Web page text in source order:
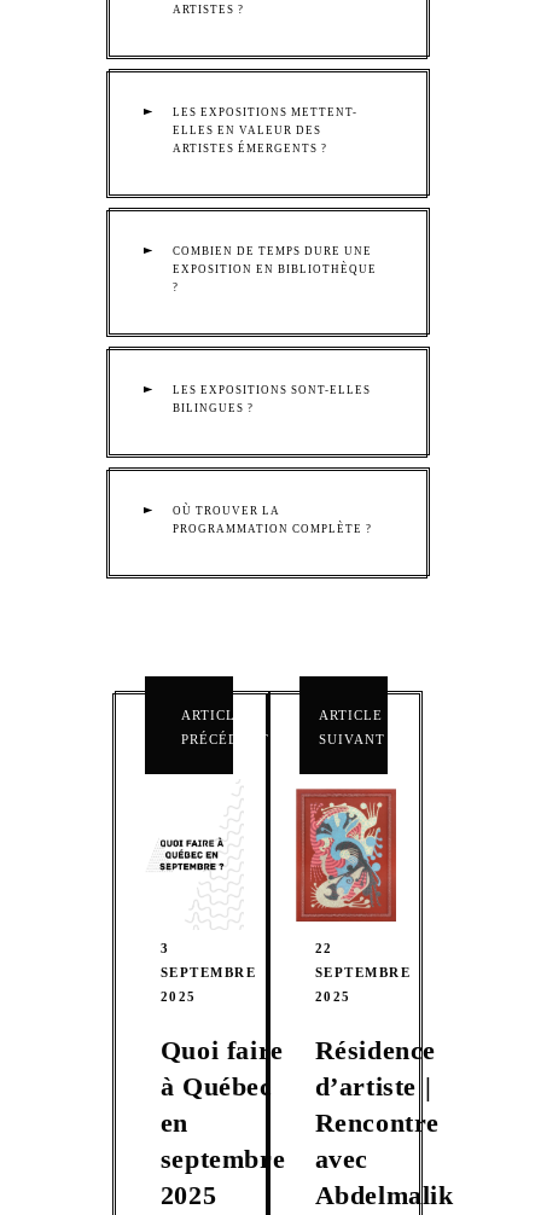
ARTISTES ?
LES EXPOSITIONS METTENT-
ELLES EN VALEUR DES
ARTISTES ÉMERGENTS ?
COMBIEN DE TEMPS DURE UNE
EXPOSITION EN BIBLIOTHÈQUE
?
LES EXPOSITIONS SONT-ELLES
BILINGUES ?
OÙ TROUVER LA
PROGRAMMATION COMPLÈTE ?
ARTICLE
PRÉCÉDENT
3
SEPTEMBRE
2025
Quoi faire
à Québec
en
septembre
2025
ARTICLE
SUIVANT
22
SEPTEMBRE
2025
Résidence
d’artiste |
Rencontre
avec
Abdelmalik